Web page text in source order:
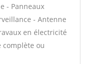
- Panneaux
- Antenne
en électricité
complète ou